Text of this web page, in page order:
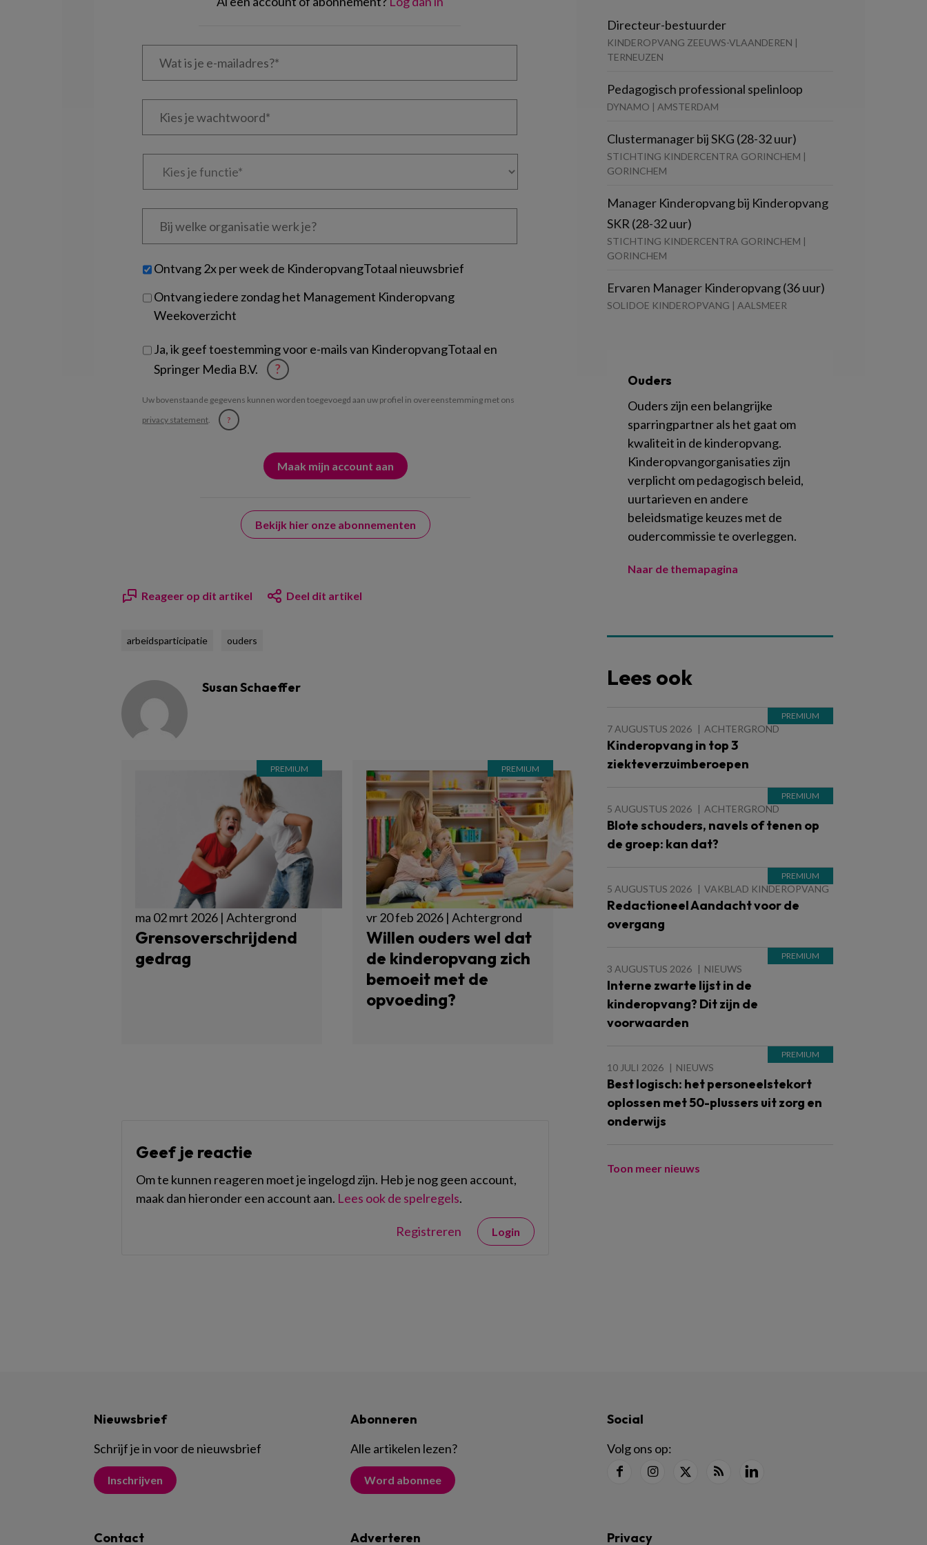
Wat
Kies
Kies
Bij
welke
je?
Untitled
Ontvang 2x per week de KinderopvangTotaal nieuwsbrief
Ontvang iedere zondag het Management Kinderopvang
Weekoverzicht
Ja, ik geef toestemming voor e-mails van KinderopvangTotaal en
Springer Media B.V.
?
Uw bovenstaande gegevens kunnen worden toegevoegd aan uw profiel in overeenstemming met ons
privacy statement. ?
Bekijk hier onze abonnementen
Reageer op dit artikel Deel dit artikel
arbeidsparticipatie ouders
Susan Schaeffer
ma 02 mrt 2026 | Achtergrond
Grensoverschrijdend
gedrag
vr 20 feb 2026 | Achtergrond
Willen ouders wel dat
de kinderopvang zich
bemoeit met de
opvoeding?
Geef je reactie
Om te kunnen reageren moet je ingelogd zijn. Heb je nog geen account,
maak dan hieronder een account aan. Lees ook de spelregels.
Registreren Login
Directeur-bestuurder
KINDEROPVANG ZEEUWS-VLAANDEREN |
TERNEUZEN
Pedagogisch professional spelinloop
DYNAMO | AMSTERDAM
Clustermanager bij SKG (28-32 uur)
STICHTING KINDERCENTRA GORINCHEM |
GORINCHEM
Manager Kinderopvang bij Kinderopvang
SKR (28-32 uur)
STICHTING KINDERCENTRA GORINCHEM |
GORINCHEM
Ervaren Manager Kinderopvang (36 uur)
SOLIDOE KINDEROPVANG | AALSMEER
Ouders
Ouders zijn een belangrijke
sparringpartner als het gaat om
kwaliteit in de kinderopvang.
Kinderopvangorganisaties zijn
verplicht om pedagogisch beleid,
uurtarieven en andere
beleidsmatige keuzes met de
oudercommissie te overleggen.
Naar de themapagina
Lees ook
7 AUGUSTUS 2026 ACHTERGROND
Kinderopvang in top 3
ziekteverzuimberoepen
5 AUGUSTUS 2026 ACHTERGROND
Blote schouders, navels of tenen op
de groep: kan dat?
5 AUGUSTUS 2026 VAKBLAD KINDEROPVANG
Redactioneel Aandacht voor de
overgang
3 AUGUSTUS 2026 NIEUWS
Interne zwarte lijst in de
kinderopvang? Dit zijn de
voorwaarden
10 JULI 2026 NIEUWS
Best logisch: het personeelstekort
oplossen met 50-plussers uit zorg en
onderwijs
Toon meer nieuws
Nieuwsbrief
Schrijf je in voor de nieuwsbrief
Inschrijven
Abonneren
Alle artikelen lezen?
Word abonnee
Social
Volg ons op:
Contact Adverteren Privacy